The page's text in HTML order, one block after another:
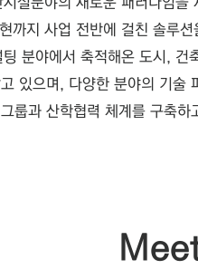
까지 사업 전반에 걸친 솔루션
분야에서 축적해온 도시, 건
있으며, 다양한 분야의 기술
그룹과 산학협력 체계를 구축하